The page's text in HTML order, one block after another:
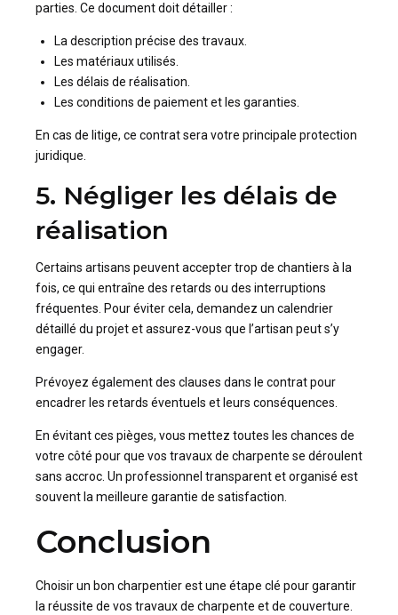
parties. Ce document doit détailler :
La description précise des travaux.
Les matériaux utilisés.
Les délais de réalisation.
Les conditions de paiement et les garanties.
En cas de litige, ce contrat sera votre principale protection
juridique.
5. Négliger les délais de
réalisation
Certains artisans peuvent accepter trop de chantiers à la
fois, ce qui entraîne des retards ou des interruptions
fréquentes. Pour éviter cela, demandez un calendrier
détaillé du projet et assurez-vous que l’artisan peut s’y
engager.
Prévoyez également des clauses dans le contrat pour
encadrer les retards éventuels et leurs conséquences.
En évitant ces pièges, vous mettez toutes les chances de
votre côté pour que vos travaux de charpente se déroulent
sans accroc. Un professionnel transparent et organisé est
souvent la meilleure garantie de satisfaction.
Conclusion
Choisir un bon charpentier est une étape clé pour garantir
la réussite de vos travaux de charpente et de couverture.